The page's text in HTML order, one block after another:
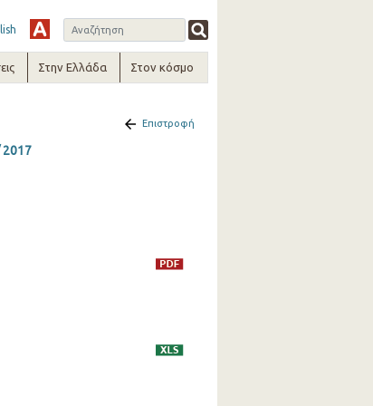
Στην Ελλάδα Στον κόσμο
Επιστροφή
2017